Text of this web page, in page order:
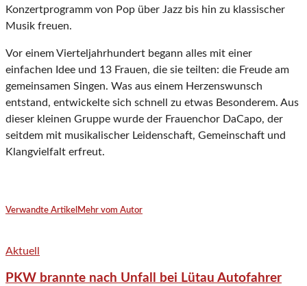
Konzertprogramm von Pop über Jazz bis hin zu klassischer
Musik freuen.
Vor einem Vierteljahrhundert begann alles mit einer
einfachen Idee und 13 Frauen, die sie teilten: die Freude am
gemeinsamen Singen. Was aus einem Herzenswunsch
entstand, entwickelte sich schnell zu etwas Besonderem. Aus
dieser kleinen Gruppe wurde der Frauenchor DaCapo, der
seitdem mit musikalischer Leidenschaft, Gemeinschaft und
Klangvielfalt erfreut.
Verwandte Artikel Mehr vom Autor
Aktuell
PKW brannte nach Unfall bei Lütau Autofahrer